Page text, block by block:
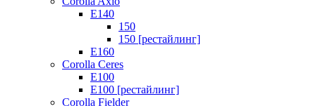
E140
150
150 [рестайлинг]
E160
Corolla Ceres
E100
E100 [рестайлинг]
Corolla Fielder